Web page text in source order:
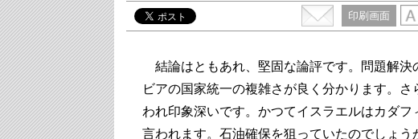
印刷画面
結論はともあれ、堅固な論評です。問題解決
ビアの国家統一の複雑さが良く分かります。
われ印象深いです。かつてイスラエルはカダ
言われます。石油確保を狙っていたのでしょ